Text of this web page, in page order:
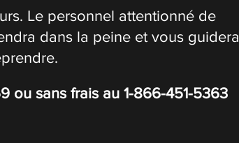
Le personnel attentionné de
dans la peine et vous guidera
ou sans frais au 1-866-451-5363